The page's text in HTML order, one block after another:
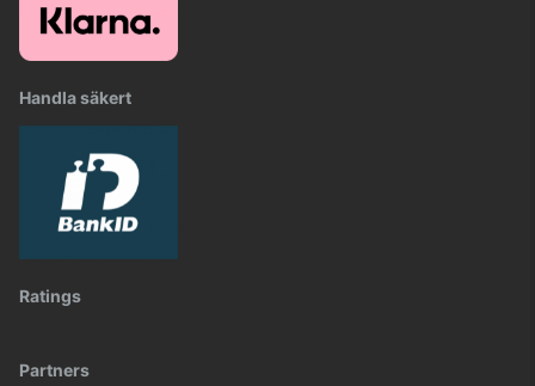
Handla säkert
Ratings
Partners